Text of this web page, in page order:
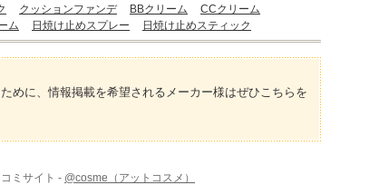
クッションファンデ BBクリーム
CCクリーム
ム 日焼け止めスプレー 日焼け止めスティック
めに、情報掲載を希望されるメーカー様はぜひこちらを
ミサイト - @cosme（アットコスメ）